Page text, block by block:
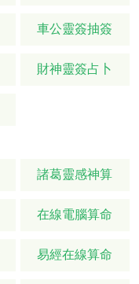
車公靈簽抽簽
財神靈簽占卜
諸葛靈感神算
在線電腦算命
易經在線算命